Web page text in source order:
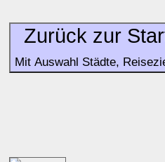
Mit Auswahl Städte,